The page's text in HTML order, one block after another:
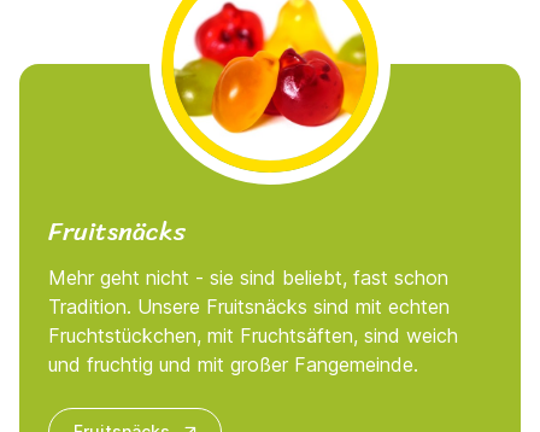
Fruitsnäcks
Mehr geht nicht - sie sind beliebt, fast schon
Tradition. Unsere Fruitsnäcks sind mit echten
Fruchtstückchen, mit Fruchtsäften, sind weich
und fruchtig und mit großer Fangemeinde.